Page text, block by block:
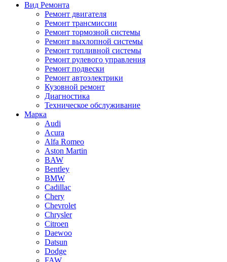
Вид Ремонта
Ремонт двигателя
Ремонт трансмиссии
Ремонт тормозной системы
Ремонт выхлопной системы
Ремонт топливной системы
Ремонт рулевого управления
Ремонт подвески
Ремонт автоэлектрики
Кузовной ремонт
Диагностика
Техническое обслуживание
Марка
Audi
Acura
Alfa Romeo
Aston Martin
BAW
Bentley
BMW
Cadillac
Chery
Chevrolet
Chrysler
Citroen
Daewoo
Datsun
Dodge
FAW